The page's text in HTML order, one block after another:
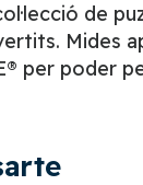
de
Mides
per poder